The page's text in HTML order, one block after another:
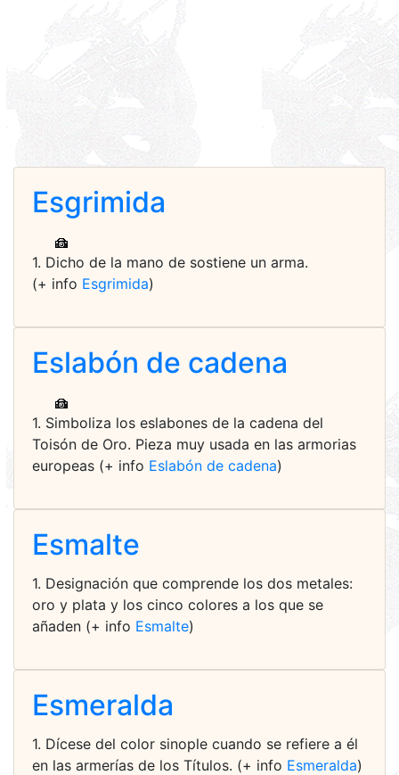
Esgrimida
1. Dicho de la mano de sostiene un arma.
(+ info Esgrimida)
Eslabón de cadena
1. Simboliza los eslabones de la cadena del
Toisón de Oro. Pieza muy usada en las armorias
europeas (+ info Eslabón de cadena)
Esmalte
1. Designación que comprende los dos metales:
oro y plata y los cinco colores a los que se
añaden (+ info Esmalte)
Esmeralda
1. Dícese del color sinople cuando se refiere a él
en las armerías de los Títulos. (+ info Esmeralda)